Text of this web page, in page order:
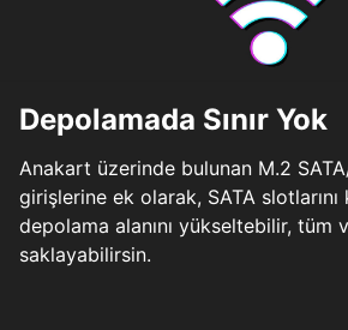
Depolamada Sınır Yok
Anakart üzerinde bulunan M.2
girişlerine ek olarak, SATA slotlarını
depolama alanını yükseltebilir, tüm
saklayabilirsin.